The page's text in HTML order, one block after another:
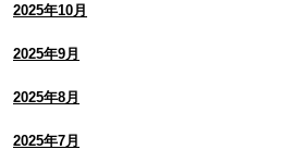
2025年10月
2025年9月
2025年8月
2025年7月